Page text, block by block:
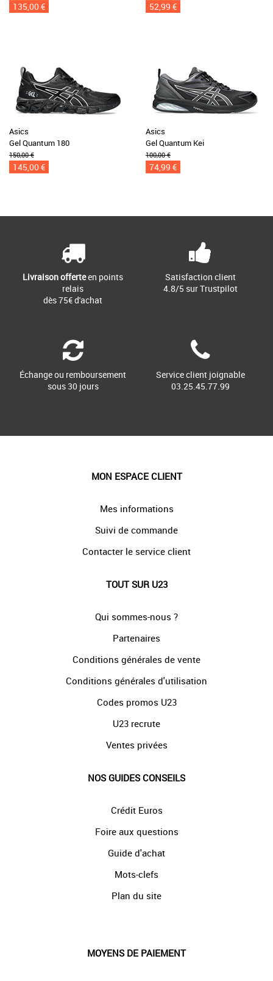
135,00 € 52,99 €
Asics
Gel Quantum 180
150,00 €
145,00 €
Asics
Gel Quantum Kei
100,00 €
74,99 €
Livraison offerteen points
relais
dès 75€ d'achat
Satisfaction client
4.8/5 sur Trustpilot
Échange ou remboursement
sous 30 jours
Service client joignable
03.25.45.77.99
MON ESPACE CLIENT
Mes informations
Suivi de commande
Contacter le service client
TOUT SUR U23
Qui sommes-nous ?
Partenaires
Conditions générales de vente
Conditions générales d'utilisation
Codes promos U23
U23 recrute
Ventes privées
NOS GUIDES CONSEILS
Crédit Euros
Foire aux questions
Guide d'achat
Mots-clefs
Plan du site
MOYENS DE PAIEMENT